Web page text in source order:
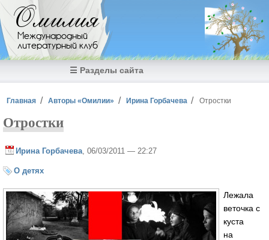
Перейти к основному содержанию
Омилия
Международный
литературный клуб
☰ Разделы сайта
Вы здесь
Главная Авторы «Омилии» Ирина Горбачева Отростки
Отростки
Ирина Горбачева , 06/03/2011 — 22:27
О детях
Лежала
веточка с
куста
на